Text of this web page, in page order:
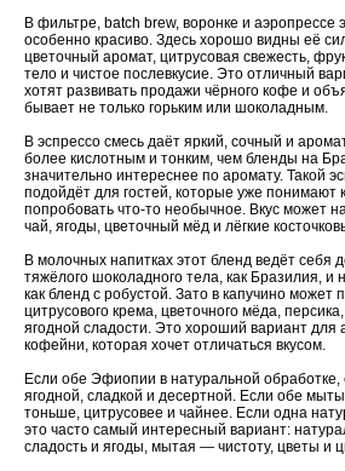
В фильтре, batch brew, воронке и аэропрессе
особенно красиво. Здесь хорошо видны её
цветочный аромат, цитрусовая свежесть,
тело и чистое послевкусие. Это отличный
хотят развивать продажи чёрного кофе и
бывает не только горьким или шоколадным.
В эспрессо смесь даёт яркий, сочный и
более кислотным и тонким, чем бленды на
значительно интереснее по аромату. Такой
подойдёт для гостей, которые уже понимают
попробовать что-то необычное. Вкус может
чай, ягоды, цветочный мёд и лёгкие
В молочных напитках этот бленд ведёт себя
тяжёлого шоколадного тела, как Бразилия, и
как бленд с робустой. Зато в капучино может
цитрусового крема, цветочного мёда,
ягодной сладости. Это хороший вариант для
кофейни, которая хочет отличаться вкусом.
Если обе Эфиопии в натуральной обработке,
ягодной, сладкой и десертной. Если обе
тоньше, цитрусовее и чайнее. Если одна
это часто самый интересный вариант:
сладость и ягоды, мытая — чистоту, цветы и